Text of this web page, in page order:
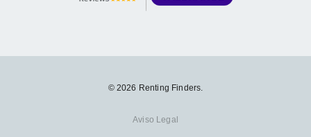
© 2026 Renting Finders.
Aviso Legal